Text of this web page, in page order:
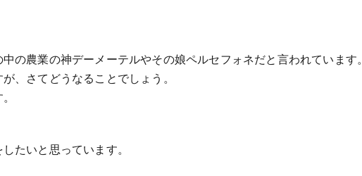
の農業の神デーメーテルやその娘ペルセフォネだと言われています。
、さてどうなることでしょう。
たいと思っています。